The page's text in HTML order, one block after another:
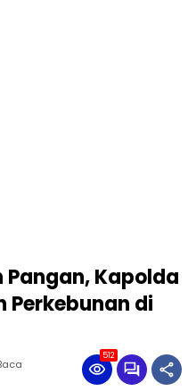
Kapolda
Perkebunan di
512